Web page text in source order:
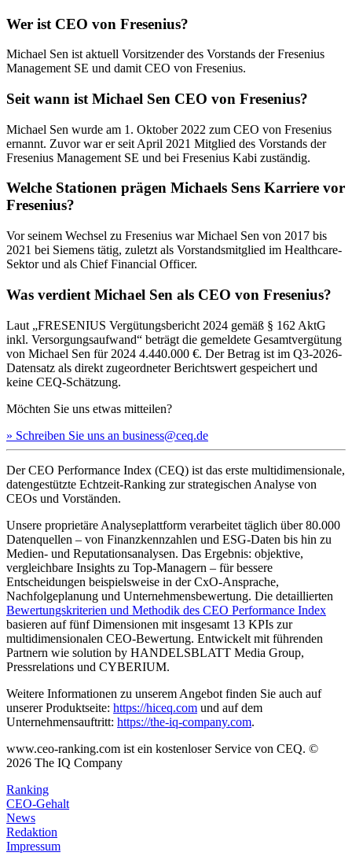
Wer ist CEO von Fresenius?
Michael Sen ist aktuell Vorsitzender des Vorstands der Fresenius
Management SE und damit CEO von Fresenius.
Seit wann ist Michael Sen CEO von Fresenius?
Michael Sen wurde am 1. Oktober 2022 zum CEO von Fresenius
ernannt. Zuvor war er seit April 2021 Mitglied des Vorstands der
Fresenius Management SE und bei Fresenius Kabi zuständig.
Welche Stationen prägen Michaels Sens Karriere vor
Fresenius?
Vor seinem Wechsel zu Fresenius war Michael Sen von 2017 bis
2021 bei Siemens tätig, zuletzt als Vorstandsmitglied im Healthcare-
Sektor und als Chief Financial Officer.
Was verdient Michael Sen als CEO von Fresenius?
Laut „FRESENIUS Vergütungsbericht 2024 gemäß § 162 AktG
inkl. Versorgungsaufwand“ beträgt die gemeldete Gesamtvergütung
von Michael Sen für 2024 4.440.000 €. Der Betrag ist im Q3-2026-
Datensatz als direkt zugeordneter Berichtswert gespeichert und
keine CEQ-Schätzung.
Möchten Sie uns etwas mitteilen?
» Schreiben Sie uns an business@ceq.de
Der CEO Performance Index (CEQ) ist das erste multidimensionale,
datengestützte Echtzeit-Ranking zur strategischen Analyse von
CEOs und Vorständen.
Unsere proprietäre Analyseplattform verarbeitet täglich über 80.000
Datenquellen – von Finanzkennzahlen und ESG-Daten bis hin zu
Medien- und Reputationsanalysen. Das Ergebnis: objektive,
vergleichbare Insights zu Top-Managern – für bessere
Entscheidungen beispielsweise in der CxO-Ansprache,
Nachfolgeplanung und Unternehmensbewertung. Die detaillierten
Bewertungskriterien und Methodik des CEO Performance Index
basieren auf fünf Dimensionen mit insgesamt 13 KPIs zur
multidimensionalen CEO-Bewertung. Entwickelt mit führenden
Partnern wie solution by HANDELSBLATT Media Group,
Pressrelations und CYBERIUM.
Weitere Informationen zu unserem Angebot finden Sie auch auf
unserer Produktseite: https://hiceq.com und auf dem
Unternehmensauftritt: https://the-iq-company.com.
www.ceo-ranking.com ist ein kostenloser Service von CEQ. ©
2026 The IQ Company
Ranking
CEO-Gehalt
News
Redaktion
Impressum